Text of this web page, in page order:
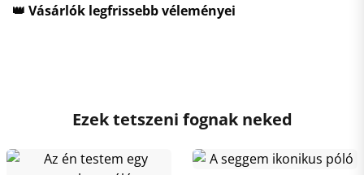
👑 Vásárlók legfrissebb véleményei
Ezek tetszeni fognak neked